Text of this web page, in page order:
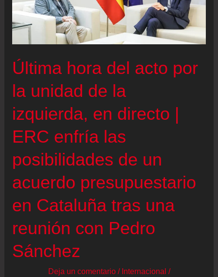
Última hora del acto por
la unidad de la
izquierda, en directo |
ERC enfría las
posibilidades de un
acuerdo presupuestario
en Cataluña tras una
reunión con Pedro
Sánchez
Deja un comentario / Internacional /